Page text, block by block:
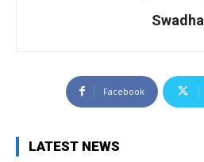
Swadha
Facebook
LATEST NEWS